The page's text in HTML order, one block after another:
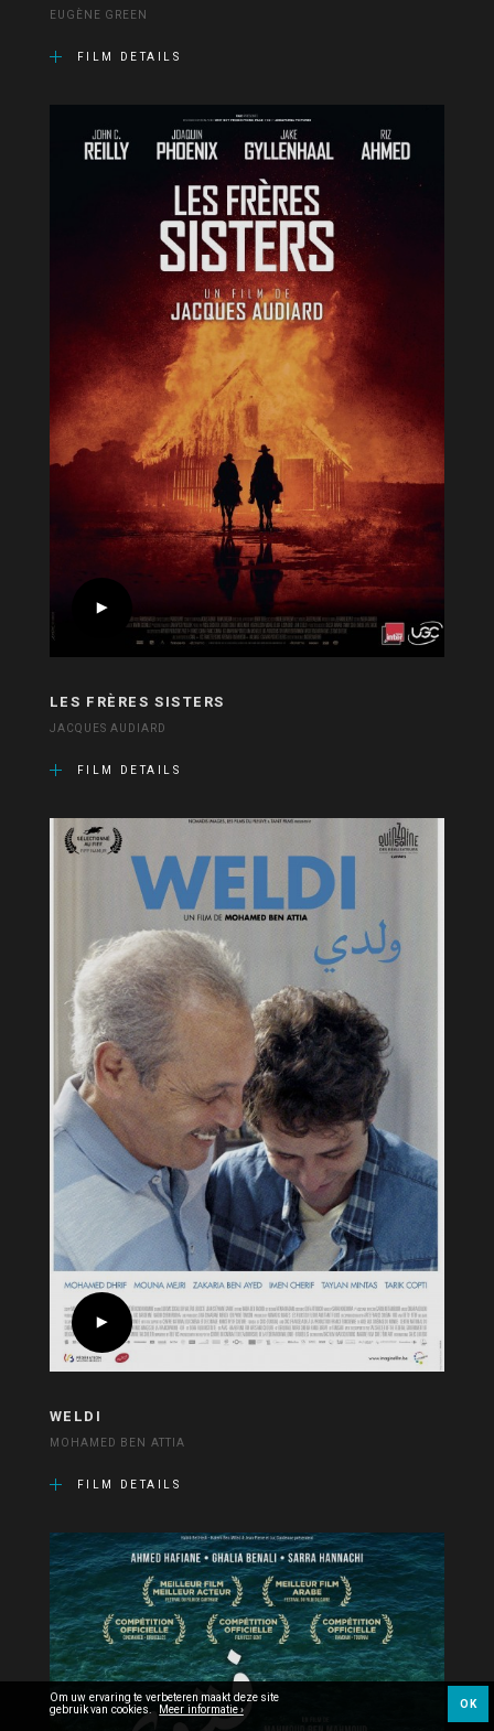
EUGÈNE GREEN
FILM DETAILS
LES FRÈRES SISTERS
JACQUES AUDIARD
FILM DETAILS
WELDI
MOHAMED BEN ATTIA
FILM DETAILS
Om uw ervaring te verbeteren maakt deze site
gebruik van cookies. Meer informatie › OK